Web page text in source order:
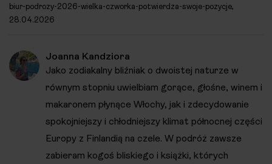
biur-podrozy-2026-wielka-czworka-potwierdza-swoje-pozycje,
28.04.2026
Joanna Kandziora
Jako zodiakalny bliźniak o dwoistej naturze w
równym stopniu uwielbiam gorące, głośne, winem i
makaronem płynące Włochy, jak i zdecydowanie
spokojniejszy i chłodniejszy klimat północnej części
Europy z Finlandią na czele. W podróż zawsze
zabieram kogoś bliskiego i książki, których